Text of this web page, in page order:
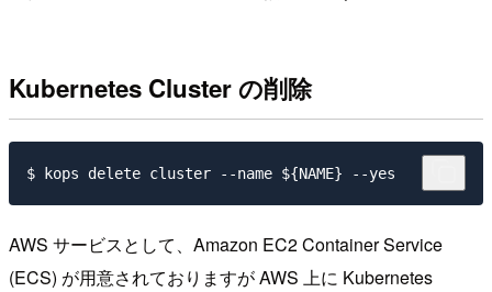
Kubernetes Cluster の削除
AWS サービスとして、Amazon EC2 Container Service
(ECS) が用意されておりますが AWS 上に Kubernetes